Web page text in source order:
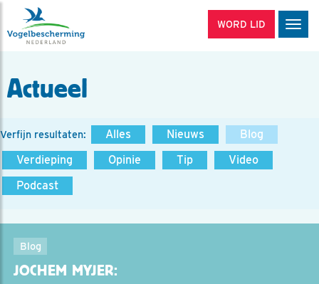
WORD LID
Actueel
Verfijn resultaten: Alles Nieuws
Blog
Verdieping
Opinie Tip
Video
Podcast
Blog
JOCHEM MYJER: